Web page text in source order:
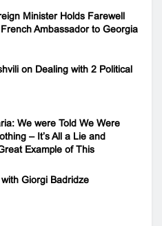
Minister Holds Farewell
Ambassador to Georgia
on Dealing with 2 Political
We were Told We Were
– It’s All a Lie and
Example of This
Giorgi Badridze